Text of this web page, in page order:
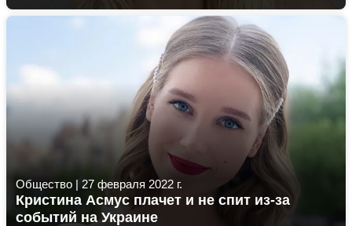
Общество | 27 февраля 2022 г.
Кристина Асмус плачет и не спит из-за
событий на Украине